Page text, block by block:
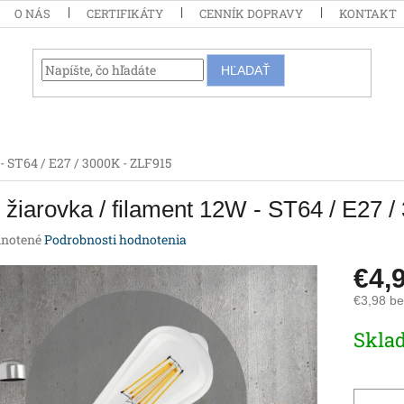
O NÁS CERTIFIKÁTY CENNÍK DOPRAVY KONTAKT
HĽADAŤ
/ E27 / 3000K - ZLF915
žiarovka / filament 12W - ST64 / E27 /
Podrobnosti hodnotenia
€3,98
cena: